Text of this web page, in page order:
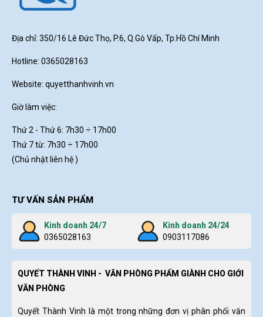
Địa chỉ: 350/16 Lê Đức Thọ, P.6, Q.Gò Vấp, Tp.Hồ Chí Minh
Hotline: 0365028163
Website: quyetthanhvinh.vn
Giờ làm việc:
Thứ 2 - Thứ 6: 7h30 ÷ 17h00
Thứ 7 từ: 7h30 ÷ 17h00
(Chủ nhật liên hệ )
TƯ VẤN SẢN PHẨM
Kinh doanh 24/7
0365028163
Kinh doanh 24/24
0903117086
QUYẾT THÀNH VINH - VĂN PHÒNG PHẨM GIÀNH CHO GIỚI
VĂN PHÒNG
Quyết Thành Vinh là một trong những đơn vị phân phối văn